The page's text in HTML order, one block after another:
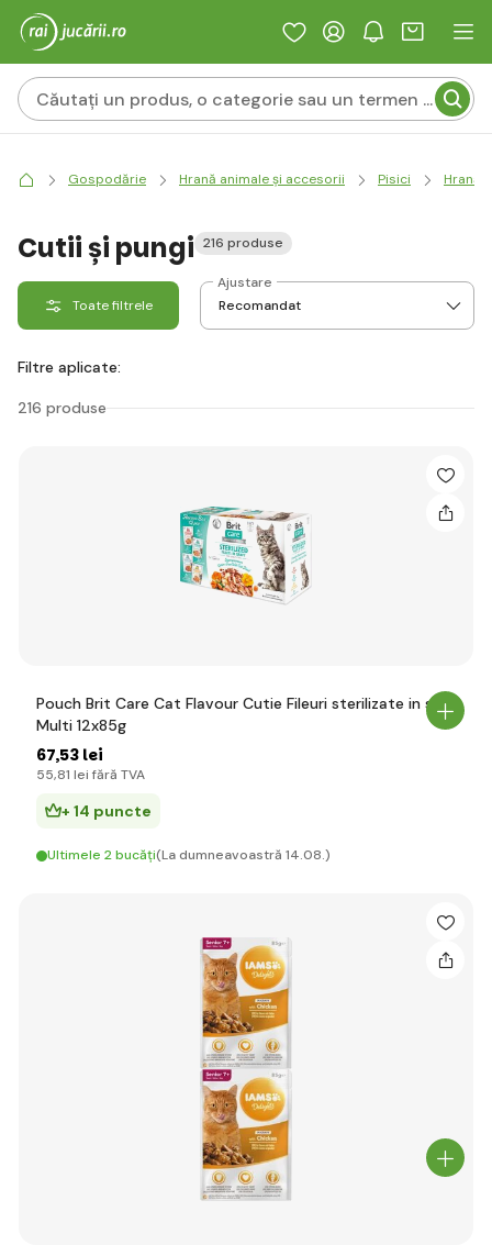
Gospodărie Hrană animale și accesorii Pisici Hrană
Cutii și pungi 216 produse
Toate filtrele
Ajustare
Filtre aplicate:
216 produse
Pouch Brit Care Cat Flavour Cutie Fileuri sterilizate in sos
Multi 12x85g
67,53 lei
55,81 lei fără TVA
+ 14 puncte
Ultimele 2 bucăți(La dumneavoastră 14.08.)